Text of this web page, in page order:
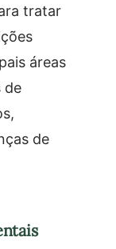
tratar
áreas
de
de